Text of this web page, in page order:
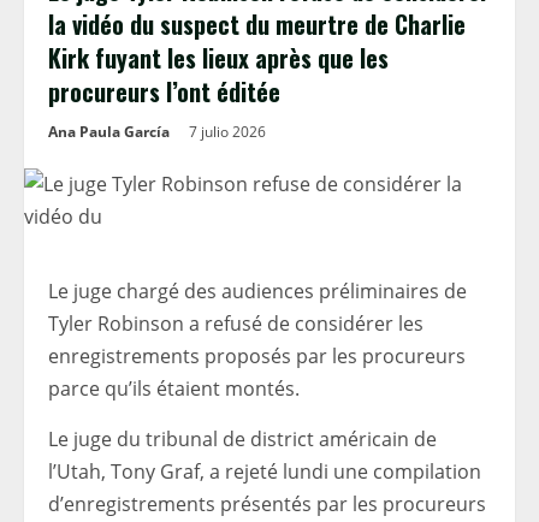
la vidéo du suspect du meurtre de Charlie
Kirk fuyant les lieux après que les
procureurs l’ont éditée
Ana Paula García 7 julio 2026
Le juge chargé des audiences préliminaires de
Tyler Robinson a refusé de considérer les
enregistrements proposés par les procureurs
parce qu’ils étaient montés.
Le juge du tribunal de district américain de
l’Utah, Tony Graf, a rejeté lundi une compilation
d’enregistrements présentés par les procureurs